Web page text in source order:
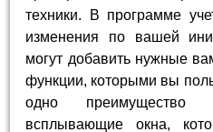
техники. В программе
изменения по вашей
могут добавить нужные
функции, которыми вы
одно
всплывающие окна,